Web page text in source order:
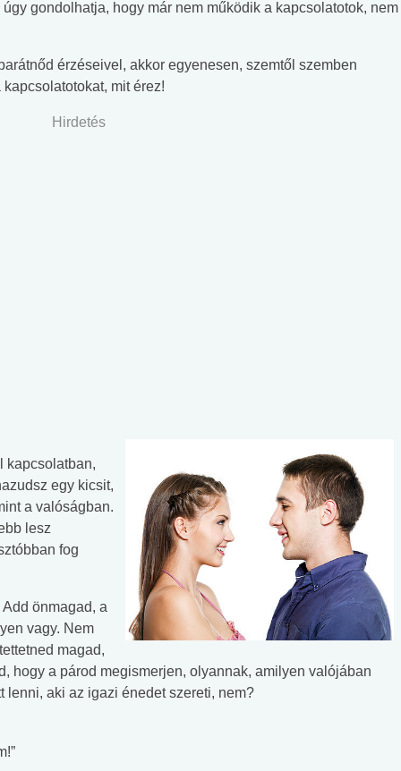
gondolhatja, hogy már nem működik a kapcsolatotok, nem
érzéseivel, akkor egyenesen, szemtől szemben
mit érez!
Hirdetés
kapcsolatban,
egy kicsit,
a valóságban.
lesz
fog
önmagad, a
vagy. Nem
magad,
hogy a párod megismerjen, olyannak, amilyen valójában
lenni, aki az igazi énedet szereti, nem?